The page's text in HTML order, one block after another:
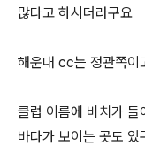
많다고 하시더라구요
해운대 cc는 정관쪽이
클럽 이름에 비치가 들
바다가 보이는 곳도 있